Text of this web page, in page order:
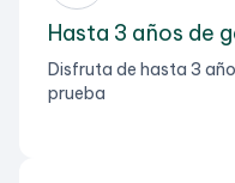
Hasta 3 años de
Disfruta de hasta 3
prueba